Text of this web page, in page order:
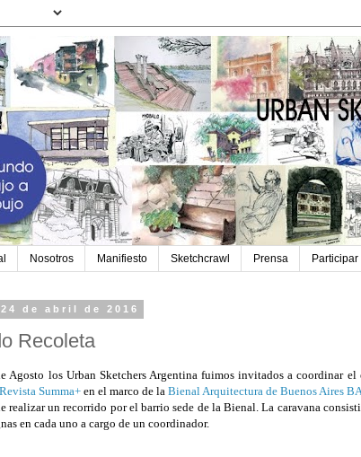
Nosotros Manifiesto Sketchcrawl Prensa Participar
de abril de 2016
Recoleta
Agosto los Urban Sketchers Argentina fuimos invitados a coordinar el
Revista Summa+ en el marco de la Bienal Arquitectura de Buenos Aires
realizar un recorrido por el barrio sede de la Bienal. La caravana
en cada uno a cargo de un coordinador.